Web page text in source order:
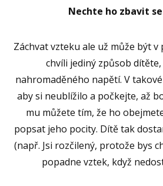
Nechte ho zbavit
Záchvat vzteku ale už může být
chvíli jediný způsob
nahromaděného napětí. V
aby si neublížilo a počkejte, až
mu můžete tím, že ho
popsat jeho pocity. Dítě tak
(např. Jsi rozčilený, protože bys
popadne vztek, když